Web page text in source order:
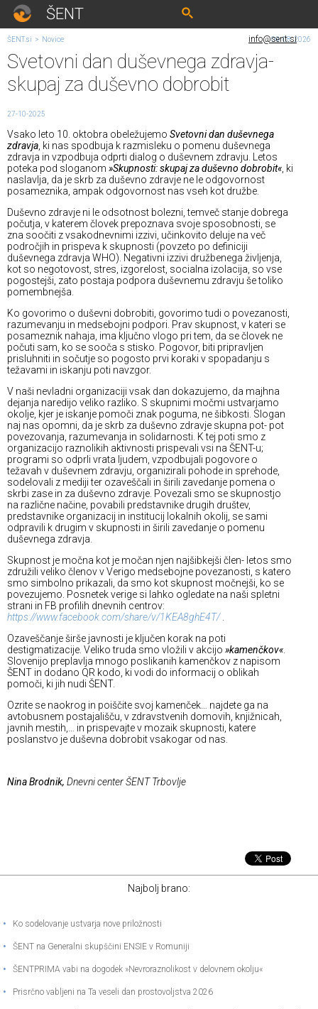
ŠENT
info@sent.si
09. 08. 2026
ŠENT.si > Novice
Svetovni dan duševnega zdravja-
skupaj za duševno dobrobit
27-10-2025
Vsako leto 10. oktobra obeležujemo Svetovni dan duševnega
zdravja , ki nas spodbuja k razmisleku o pomenu duševnega
zdravja in vzpodbuja odprti dialog o duševnem zdravju. Letos
poteka pod sloganom »Skupnosti: skupaj za duševno dobrobit« , ki
naslavlja, da je skrb za duševno zdravje ne le odgovornost
posameznika, ampak odgovornost nas vseh kot družbe.
Duševno zdravje ni le odsotnost bolezni, temveč stanje dobrega
počutja, v katerem človek prepoznava svoje sposobnosti, se
zna soočiti z vsakodnevnimi izzivi, učinkovito deluje na več
področjih in prispeva k skupnosti (povzeto po definiciji
duševnega zdravja WHO). Negativni izzivi družbenega življenja,
kot so negotovost, stres, izgorelost, socialna izolacija, so vse
pogostejši, zato postaja podpora duševnemu zdravju še toliko
pomembnejša.
Ko govorimo o duševni dobrobiti, govorimo tudi o povezanosti,
razumevanju in medsebojni podpori. Prav skupnost, v kateri se
posameznik nahaja, ima ključno vlogo pri tem, da se človek ne
počuti sam, ko se sooča s stisko. Pogovor, biti pripravljen
prisluhniti in sočutje so pogosto prvi koraki v spopadanju s
težavami in iskanju poti navzgor.
V naši nevladni organizaciji vsak dan dokazujemo, da majhna
dejanja naredijo veliko razliko. S skupnimi močmi ustvarjamo
okolje, kjer je iskanje pomoči znak poguma, ne šibkosti. Slogan
naj nas opomni, da je skrb za duševno zdravje skupna pot- pot
povezovanja, razumevanja in solidarnosti. K tej poti smo z
organizacijo raznolikih aktivnosti prispevali vsi na ŠENT-u;
programi so odprli vrata ljudem, vzpodbujali pogovore o
težavah v duševnem zdravju, organizirali pohode in sprehode,
sodelovali z mediji ter ozaveščali in širili zavedanje pomena o
skrbi zase in za duševno zdravje. Povezali smo se skupnostjo
na različne načine, povabili predstavnike drugih društev,
predstavnike organizacij in institucij lokalnih okolij, se sami
odpravili k drugim v skupnosti in širili zavedanje o pomenu
duševnega zdravja.
Skupnost je močna kot je močan njen najšibkejši člen- letos smo
združili veliko členov v Verigo medsebojne povezanosti, s katero
smo simbolno prikazali, da smo kot skupnost močnejši, ko se
povezujemo. Posnetek verige si lahko ogledate na naši spletni
strani in FB profilih dnevnih centrov:
https://www.facebook.com/share/v/1KEA8ghE4T/.
Ozaveščanje širše javnosti je ključen korak na poti
destigmatizacije. Veliko truda smo vložili v akcijo »kamenčkov«
Slovenijo preplavlja mnogo poslikanih kamenčkov z napisom
ŠENT in dodano QR kodo, ki vodi do informacij o oblikah
pomoči, ki jih nudi ŠENT.
Ozrite se naokrog in poiščite svoj kamenček… najdete ga na
avtobusnem postajališču, v zdravstvenih domovih, knjižnicah,
javnih mestih,… in prispevajte v mozaik skupnosti, katere
poslanstvo je duševna dobrobit vsakogar od nas.
Nina Brodnik, Dnevni center ŠENT Trbovlje
Najbolj brano:
• Ko sodelovanje ustvarja nove priložnosti
• ŠENT na Generalni skupščini ENSIE v Romuniji
• ŠENTPRIMA vabi na dogodek »Nevroraznolikost v delovnem okolju«
• Prisrčno vabljeni na Ta veseli dan prostovoljstva 2026